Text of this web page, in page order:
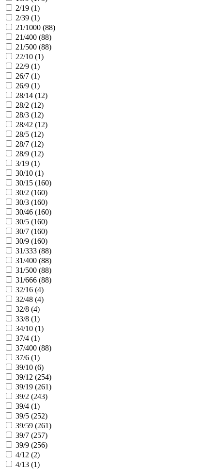
2/19 (1)
2/39 (1)
21/1000 (88)
21/400 (88)
21/500 (88)
22/10 (1)
22/9 (1)
26/7 (1)
26/9 (1)
28/14 (12)
28/2 (12)
28/3 (12)
28/42 (12)
28/5 (12)
28/7 (12)
28/9 (12)
3/19 (1)
30/10 (1)
30/15 (160)
30/2 (160)
30/3 (160)
30/46 (160)
30/5 (160)
30/7 (160)
30/9 (160)
31/333 (88)
31/400 (88)
31/500 (88)
31/666 (88)
32/16 (4)
32/48 (4)
32/8 (4)
33/8 (1)
34/10 (1)
37/4 (1)
37/400 (88)
37/6 (1)
39/10 (6)
39/12 (254)
39/19 (261)
39/2 (243)
39/4 (1)
39/5 (252)
39/59 (261)
39/7 (257)
39/9 (256)
4/12 (2)
4/13 (1)